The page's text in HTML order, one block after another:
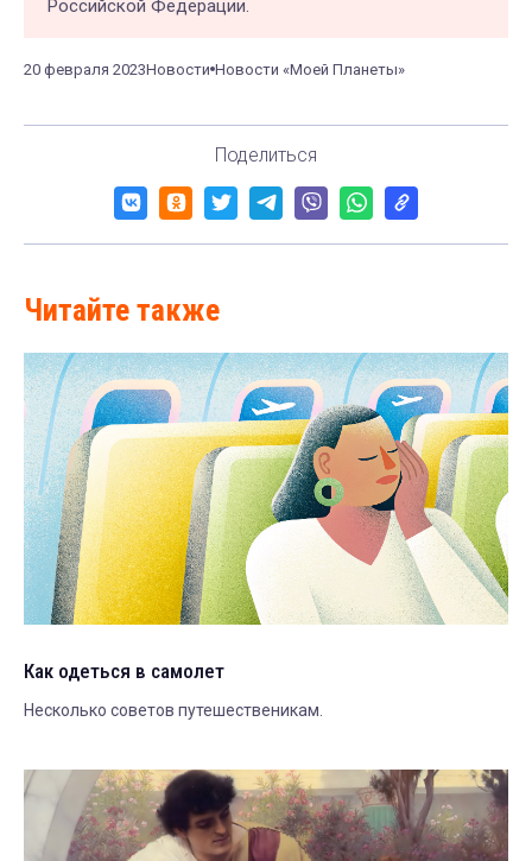
Российской Федерации.
20 февраля 2023Новости Новости «Моей Планеты»
Поделиться
Читайте также
Как одеться в самолет
Несколько советов путешественикам.